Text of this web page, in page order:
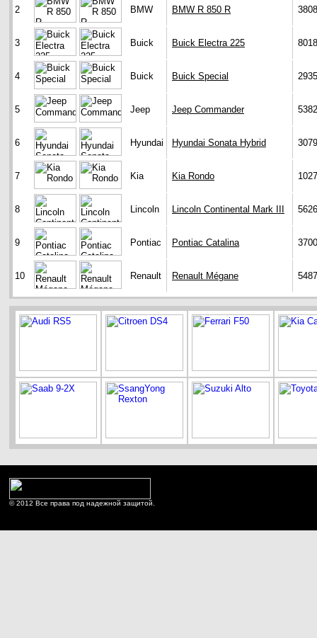
2 BMW BMW R 850 R
3 Buick Buick Electra 225
4 Buick Buick Special
5 Jeep Jeep Commander
6 Hyundai Hyundai Sonata Hybrid
7 Kia Kia Rondo
8 Lincoln Lincoln Continental Mark III
9 Pontiac Pontiac Catalina
10 Renault Renault Mégane
© 2012 Все права под надежной защитой.